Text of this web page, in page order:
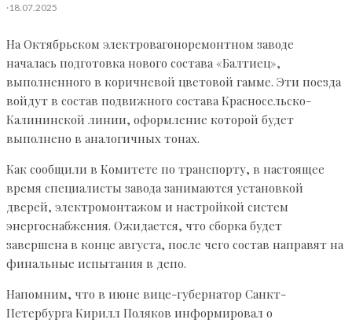
·18.07.2025
На Октябрьском электровагоноремонтном заводе
началась подготовка нового состава «Балтиец»,
выполненного в коричневой цветовой гамме. Эти поезда
войдут в состав подвижного состава Красносельско-
Калининской линии, оформление которой будет
выполнено в аналогичных тонах.
Как сообщили в Комитете по транспорту, в настоящее
время специалисты завода занимаются установкой
дверей, электромонтажом и настройкой систем
энергоснабжения. Ожидается, что сборка будет
завершена в конце августа, после чего состав направят на
финальные испытания в депо.
Напомним, что в июне вице-губернатор Санкт-
Петербурга Кирилл Поляков информировал о